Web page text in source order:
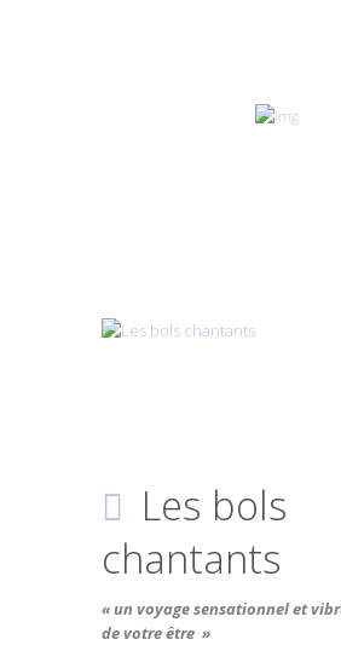
Les bols
chantants
« un voyage sensationnel et
de votre être »